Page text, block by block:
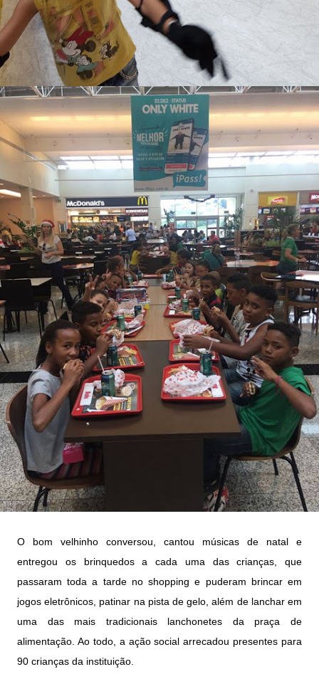
O bom velhinho conversou, cantou músicas de natal e
entregou os brinquedos a cada uma das crianças, que
passaram toda a tarde no shopping e puderam brincar em
jogos eletrônicos, patinar na pista de gelo, além de lanchar em
uma das mais tradicionais lanchonetes da praça de
alimentação. Ao todo, a ação social arrecadou presentes para
90 crianças da instituição.